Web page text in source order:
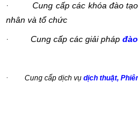
·
Cung cấp các khóa đào
nhân và tổ chức
·
Cung cấp các giải pháp
· Cung cấp dịch vụ dịch thuật,